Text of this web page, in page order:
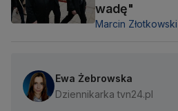
wadę"
Marcin Złotkowski
Ewa Żebrowska
Dziennikarka tvn24.pl